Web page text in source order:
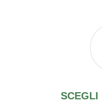
SCEGLI